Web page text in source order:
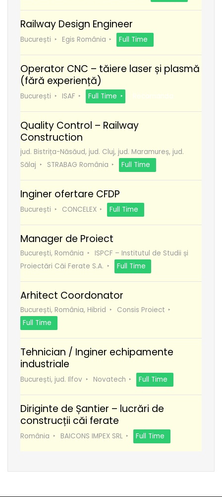
Railway Design Engineer
București Egis România Full Time
Operator CNC – tăiere laser și plasmă
(fără experiență)
București ISAF Full Time Recomanda
Quality Control – Railway
Construction
jud. Bistrița-Năsăud, jud. Cluj, jud. Maramureș, jud.
Sălaj
STRABAG România Full Time
Inginer ofertare CFDP
București CONCELEX Full Time
Manager de Proiect
București, România
ISPCF – Institutul de Studii și
Proiectări Căi Ferate S.A.
Full Time
Arhitect Coordonator
București, România, Hibrid
Consis Proiect
Full Time
Tehnician / Inginer echipamente
industriale
București, jud. Ilfov Novatech Full Time
Diriginte de Șantier – lucrări de
construcții căi ferate
România BAICONS IMPEX SRL Full Time